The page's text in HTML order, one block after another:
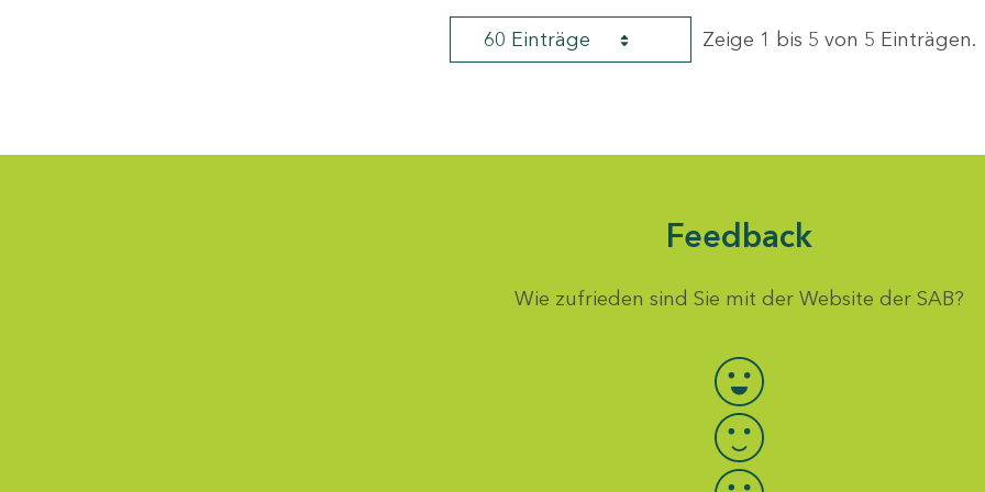
60 Einträge Zeige 1 bis 5 von 5 Einträgen.
Feedback
Wie zufrieden sind Sie mit der Website der SAB?
Bewertung auswählen